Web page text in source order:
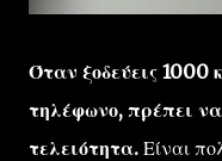
Όταν ξοδεύεις 1000
τηλέφωνο, πρέπει
τελειότητα. Είναι